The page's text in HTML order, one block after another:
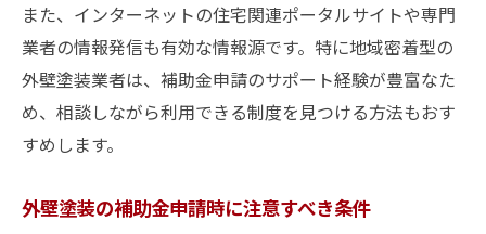
また、インターネットの住宅関連ポータルサイトや専門
業者の情報発信も有効な情報源です。特に地域密着型の
外壁塗装業者は、補助金申請のサポート経験が豊富なた
め、相談しながら利用できる制度を見つける方法もおす
すめします。
外壁塗装の補助金申請時に注意すべき条件